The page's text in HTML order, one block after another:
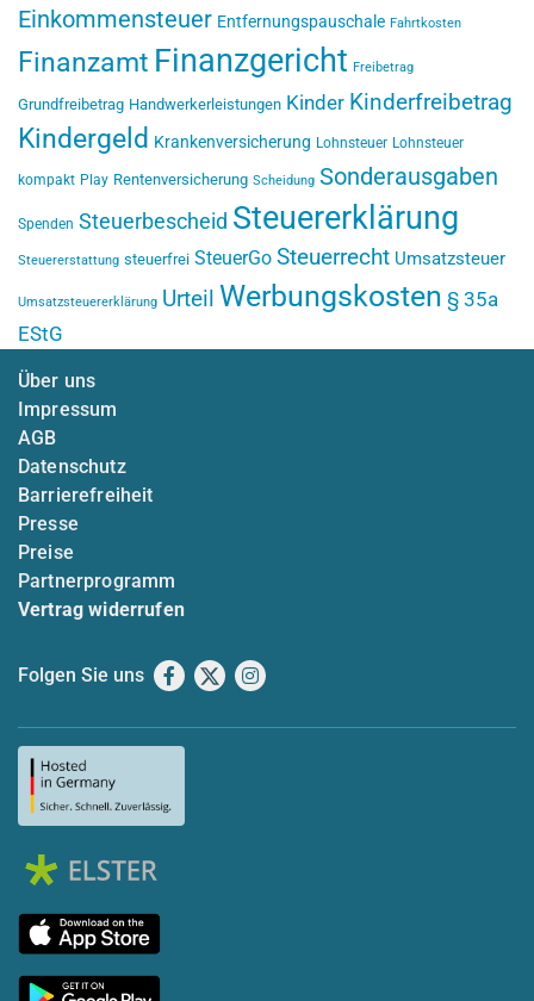
Einkommensteuer Entfernungspauschale Fahrtkosten
Finanzamt Finanzgericht Freibetrag
Grundfreibetrag Handwerkerleistungen Kinder Kinderfreibetrag
Kindergeld Krankenversicherung Lohnsteuer Lohnsteuer
kompakt Play Rentenversicherung Scheidung Sonderausgaben
Spenden Steuerbescheid Steuererklärung
Steuererstattung steuerfrei SteuerGo Steuerrecht Umsatzsteuer
Umsatzsteuererklärung Urteil Werbungskosten § 35a
EStG
Über uns
Impressum
AGB
Datenschutz
Barrierefreiheit
Presse
Preise
Partnerprogramm
Vertrag widerrufen
Folgen Sie uns Facebook
X Instagram